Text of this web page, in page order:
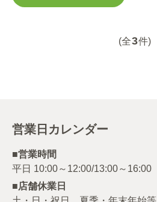
(全3件)
営業日カレンダー
■営業時間
■店舗休業日